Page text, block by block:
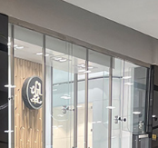
قلوه سنگ رنگی